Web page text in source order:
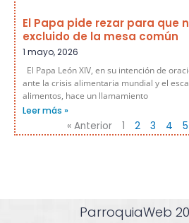
El Papa pide rezar para que
excluido de la mesa común
1 mayo, 2026
El Papa León XIV, en su intención de
ante la crisis alimentaria mundial y el
alimentos, hace un llamamiento
Leer más »
« Anterior 1 2 3 4 5
ParroquiaWeb